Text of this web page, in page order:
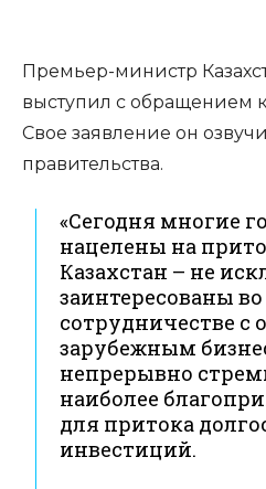
Премьер-министр
выступил с обращением
Свое заявление он
правительства.
«Сегодня многие
нацелены на
Казахстан – не
заинтересованы
сотрудничестве с
зарубежным
непрерывно
наиболее
для притока
инвестиций.